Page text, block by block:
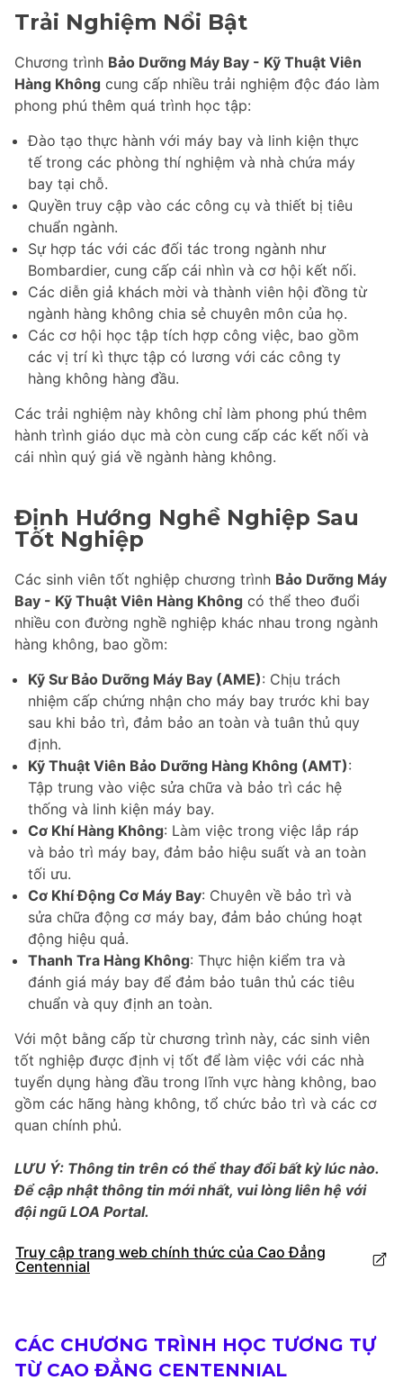
Trải Nghiệm Nổi Bật
Chương trình Bảo Dưỡng Máy Bay - Kỹ Thuật Viên
Hàng Không cung cấp nhiều trải nghiệm độc đáo làm
phong phú thêm quá trình học tập:
Đào tạo thực hành với máy bay và linh kiện thực
tế trong các phòng thí nghiệm và nhà chứa máy
bay tại chỗ.
Quyền truy cập vào các công cụ và thiết bị tiêu
chuẩn ngành.
Sự hợp tác với các đối tác trong ngành như
Bombardier, cung cấp cái nhìn và cơ hội kết nối.
Các diễn giả khách mời và thành viên hội đồng từ
ngành hàng không chia sẻ chuyên môn của họ.
Các cơ hội học tập tích hợp công việc, bao gồm
các vị trí kì thực tập có lương với các công ty
hàng không hàng đầu.
Các trải nghiệm này không chỉ làm phong phú thêm
hành trình giáo dục mà còn cung cấp các kết nối và
cái nhìn quý giá về ngành hàng không.
Định Hướng Nghề Nghiệp Sau
Tốt Nghiệp
Các sinh viên tốt nghiệp chương trình Bảo Dưỡng Máy
Bay - Kỹ Thuật Viên Hàng Không có thể theo đuổi
nhiều con đường nghề nghiệp khác nhau trong ngành
hàng không, bao gồm:
Kỹ Sư Bảo Dưỡng Máy Bay (AME): Chịu trách
nhiệm cấp chứng nhận cho máy bay trước khi bay
sau khi bảo trì, đảm bảo an toàn và tuân thủ quy
định.
Kỹ Thuật Viên Bảo Dưỡng Hàng Không (AMT):
Tập trung vào việc sửa chữa và bảo trì các hệ
thống và linh kiện máy bay.
Cơ Khí Hàng Không: Làm việc trong việc lắp ráp
và bảo trì máy bay, đảm bảo hiệu suất và an toàn
tối ưu.
Cơ Khí Động Cơ Máy Bay: Chuyên về bảo trì và
sửa chữa động cơ máy bay, đảm bảo chúng hoạt
động hiệu quả.
Thanh Tra Hàng Không: Thực hiện kiểm tra và
đánh giá máy bay để đảm bảo tuân thủ các tiêu
chuẩn và quy định an toàn.
Với một bằng cấp từ chương trình này, các sinh viên
tốt nghiệp được định vị tốt để làm việc với các nhà
tuyển dụng hàng đầu trong lĩnh vực hàng không, bao
gồm các hãng hàng không, tổ chức bảo trì và các cơ
quan chính phủ.
LƯU Ý: Thông tin trên có thể thay đổi bất kỳ lúc nào.
Để cập nhật thông tin mới nhất, vui lòng liên hệ với
đội ngũ LOA Portal.
Truy cập trang web chính thức của Cao Đẳng
Centennial
CÁC CHƯƠNG TRÌNH HỌC TƯƠNG TỰ
TỪ CAO ĐẲNG CENTENNIAL